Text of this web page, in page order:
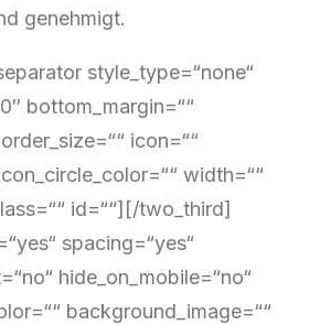
genehmigt.
style_type=“none“
bottom_margin=““
icon=““
width=““
id=““][/two_third]
spacing=“yes“
hide_on_mobile=“no“
background_image=““